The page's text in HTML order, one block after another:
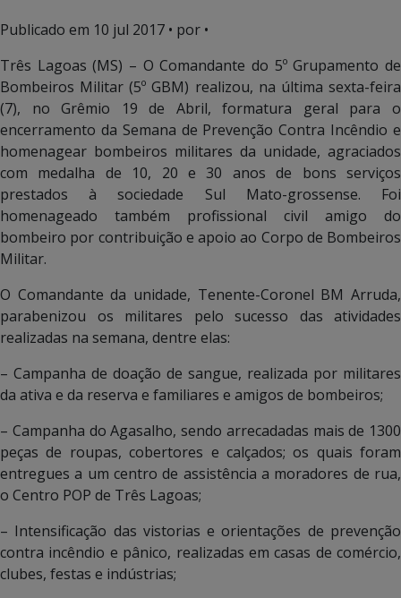
Publicado em 10 jul 2017 • por •
Três Lagoas (MS) – O Comandante do 5º Grupamento de
Bombeiros Militar (5º GBM) realizou, na última sexta-feira
(7), no Grêmio 19 de Abril, formatura geral para o
encerramento da Semana de Prevenção Contra Incêndio e
homenagear bombeiros militares da unidade, agraciados
com medalha de 10, 20 e 30 anos de bons serviços
prestados à sociedade Sul Mato-grossense. Foi
homenageado também profissional civil amigo do
bombeiro por contribuição e apoio ao Corpo de Bombeiros
Militar.
O Comandante da unidade, Tenente-Coronel BM Arruda,
parabenizou os militares pelo sucesso das atividades
realizadas na semana, dentre elas:
– Campanha de doação de sangue, realizada por militares
da ativa e da reserva e familiares e amigos de bombeiros;
– Campanha do Agasalho, sendo arrecadadas mais de 1300
peças de roupas, cobertores e calçados; os quais foram
entregues a um centro de assistência a moradores de rua,
o Centro POP de Três Lagoas;
– Intensificação das vistorias e orientações de prevenção
contra incêndio e pânico, realizadas em casas de comércio,
clubes, festas e indústrias;